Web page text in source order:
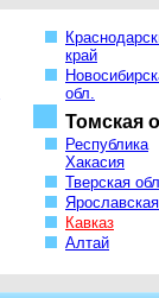
край
обл.
Томская
Республика
Хакасия
Тверская
Кавказ
Алтай